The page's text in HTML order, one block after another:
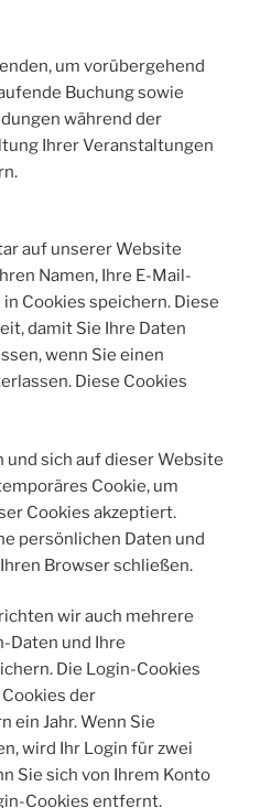
um vorübergehend
Buchung sowie
während der
Ihrer Veranstaltungen
auf unserer Website
Namen, Ihre E-Mail-
Cookies speichern. Diese
damit Sie Ihre Daten
wenn Sie einen
Diese Cookies
und sich auf dieser Website
Cookie, um
Cookies akzeptiert.
persönlichen Daten und
Browser schließen.
wir auch mehrere
Daten und Ihre
Die Login-Cookies
der
ein Jahr. Wenn Sie
wird Ihr Login für zwei
Sie sich von Ihrem Konto
Cookies entfernt.